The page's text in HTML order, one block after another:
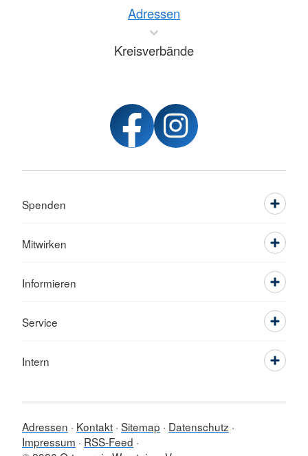
Adressen
Kreisverbände
Spenden
Mitwirken
Informieren
Service
Intern
Adressen Kontakt Sitemap
Datenschutz
Impressum
RSS-Feed